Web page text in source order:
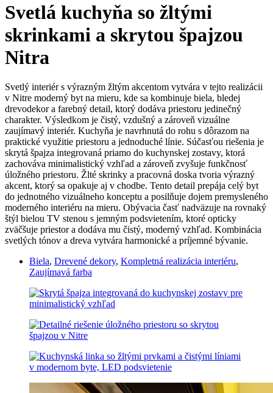
Svetlá kuchyňa so žltými
skrinkami a skrytou špajzou
Nitra
Svetlý interiér s výrazným žltým akcentom vytvára v tejto realizácii
v Nitre moderný byt na mieru, kde sa kombinuje biela, bledej
drevodekor a farebný detail, ktorý dodáva priestoru jedinečný
charakter. Výsledkom je čistý, vzdušný a zároveň vizuálne
zaujímavý interiér. Kuchyňa je navrhnutá do rohu s dôrazom na
praktické využitie priestoru a jednoduché línie. Súčasťou riešenia je
skrytá špajza integrovaná priamo do kuchynskej zostavy, ktorá
zachováva minimalistický vzhľad a zároveň zvyšuje funkčnosť
úložného priestoru. Žlté skrinky a pracovná doska tvoria výrazný
akcent, ktorý sa opakuje aj v chodbe. Tento detail prepája celý byt
do jednotného vizuálneho konceptu a posilňuje dojem premysleného
moderného interiéru na mieru. Obývacia časť nadväzuje na rovnaký
štýl bielou TV stenou s jemným podsvietením, ktoré opticky
zväčšuje priestor a dodáva mu čistý, moderný vzhľad. Kombinácia
svetlých tónov a dreva vytvára harmonické a príjemné bývanie.
Biela, Drevené dekory, Kompletná realizácia interiéru,
Zaujímavá farba